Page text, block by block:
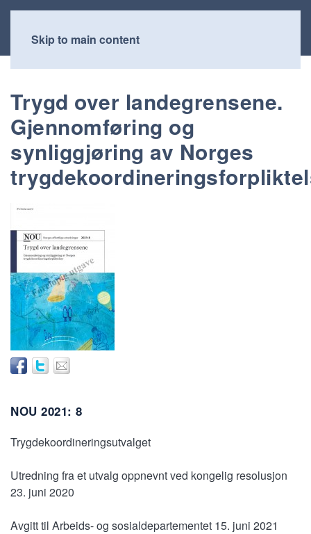
Skip to main content
Trygd over landegrensene.
Gjennomføring og
synliggjøring av Norges
NOU 2021: 8
Trygdekoordineringsutvalget
Utredning fra et utvalg oppnevnt ved kongelig resolusjon
23. juni 2020
Avgitt til Arbeids- og sosialdepartementet 15. juni 2021